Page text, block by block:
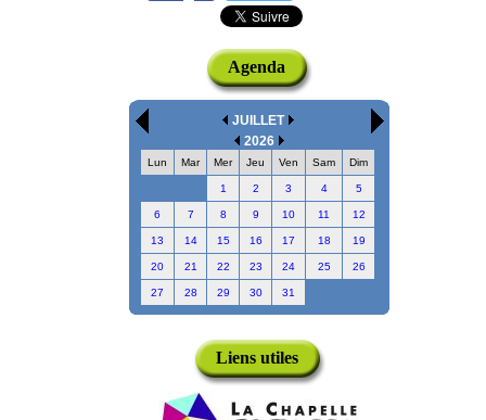
Agenda
JUILLET
2026
Lun Mar Mer Jeu Ven Sam Dim
1 2 3 4 5
6 7 8 9 10 11 12
13 14 15 16 17 18 19
20 21 22 23 24 25 26
27 28 29 30 31
Liens utiles